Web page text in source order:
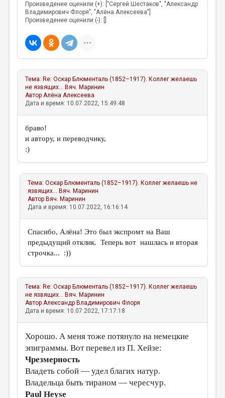
МАЛАЯ ПРОЗА
ЭССЕИСТИКА
ЛИТЕРАТУРОВЕДЕНИЕ
КУЛЬТУРОВЕДЕНИЕ
ПУБЛИЦИСТИКА
РЕЦЕНЗИРОВАНИЕ
ЦИКЛЫ ПУБЛИКАЦИЙ
ТРЕДИАКОВСКИЙ
МЕДИА
Произведение оценили (+): ["Сергей Шестаков", "Александр
Владимирович Флоря", "Алёна Алексеева"]
Произведение оценили (-): []
Тема: Re: Оскар Блюменталь (1852–1917). Коллег желаешь
не язвящих... Вяч. Маринин
АвторАлёна Алексеева
Дата и время: 10.07.2022, 15:49:48
браво!
и автору, и переводчику,
:)
Тема:Оскар Блюменталь (1852–1917). Коллег желаешь не
язвящих... Вяч. Маринин
Автор Вяч. Маринин
Дата и время: 10.07.2022, 16:16:14
Спасибо, Алёна! Это был экспромт на Ваш
предыдущий отклик. Теперь вот нашлась и вторая
строчка... :))
Тема: Re: Оскар Блюменталь (1852–1917). Коллег желаешь
не язвящих... Вяч. Маринин
АвторАлександр Владимирович Флоря
Дата и время: 10.07.2022, 17:17:18
Хорошо. А меня тоже потянуло на немецкие
эпиграммы. Вот перевел из П. Хейзе:
Чрезмерность
Владеть собой — удел благих натур.
Владельца быть тираном — чересчур.
Paul Heyse